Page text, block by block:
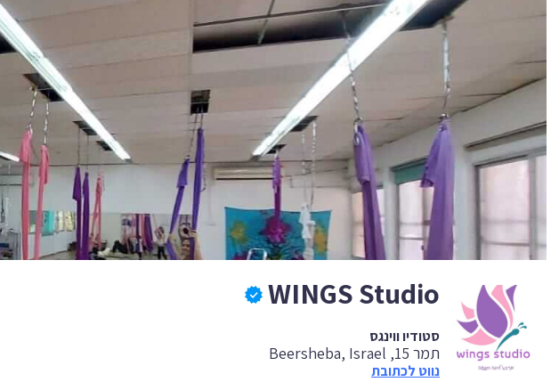
WINGS Studio
סטודיו ווינגס
תמר 15, Beersheba, Israel
נווט לכתובת